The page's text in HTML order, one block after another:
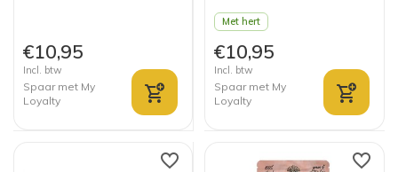
€10,95
Incl. btw
Spaar met My
Loyalty
Met hert
€10,95
Incl. btw
Spaar met My
Loyalty